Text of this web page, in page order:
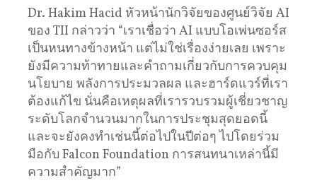
Dr. Hakim Hacid หัวหน้านักวิจัยของศูนย์วิจัย AI
ของ TII กล่าวว่า “เราเชื่อว่า AI แบบโอเพ่นซอร์ส
เป็นหนทางข้างหน้า แต่ไม่ใช่เรื่องง่ายเลย เพราะ
ยังมีความท้าทายและคําถามเกี่ยวกับการควบคุม
นโยบาย พลังการประมวลผล และฮาร์ดแวร์ที่เรา
ต้องแก้ไข นั่นคือเหตุผลที่เรารวบรวมผู้เชี่ยวชาญ
ระดับโลกจํานวนมากในการประชุมสุดยอดนี้
และจะยังคงทําเช่นนี้ต่อไปในปีต่อๆ ไปโดยร่วม
มือกับ Falcon Foundation การสนทนาเหล่านี้มี
ความสําคัญมาก”